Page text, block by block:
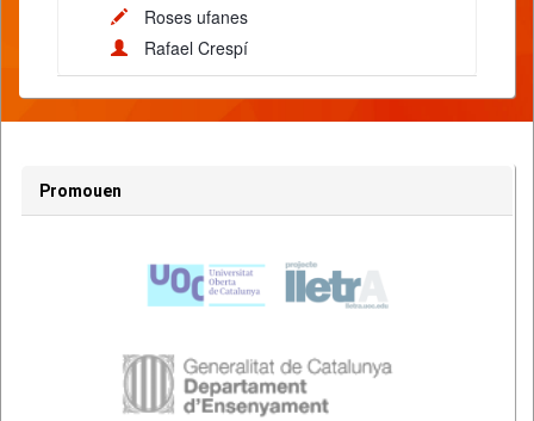
Roses ufanes
Rafael Crespí
Promouen